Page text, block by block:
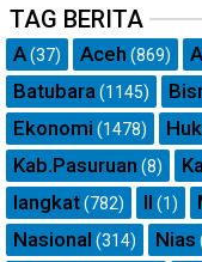
TAG BERITA
A(37) Aceh (869)
Batubara (1145)
Ekonomi (1478)
Kab.Pasuruan (8)
langkat(782) ll (1)
Nasional (314) Nias